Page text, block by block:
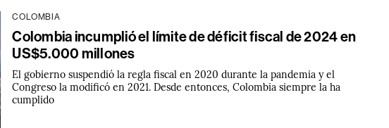
COLOMBIA
Colombia incumplió el límite de déficit fiscal de 2024 en
US$5.000 millones
El gobierno suspendió la regla fiscal en 2020 durante la pandemia y el
Congreso la modificó en 2021. Desde entonces, Colombia siempre la ha
cumplido